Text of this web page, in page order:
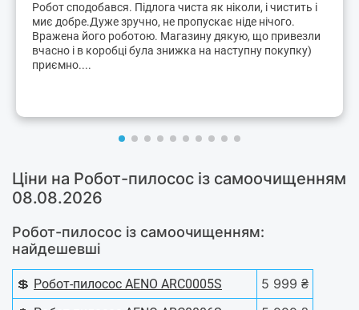
Робот сподобався. Підлога чиста як ніколи, і чистить і
миє добре.Дуже зручно, не пропускає ніде нічого.
Вражена його роботою. Магазину дякую, що привезли
вчасно і в коробці була знижка на наступну покупку)
приємно....
Ціни на Робот-пилосос із самоочищенням
08.08.2026
Робот-пилосос із самоочищенням:
найдешевші
💲 Робот-пилосос AENO ARC0005S
5 999 ₴